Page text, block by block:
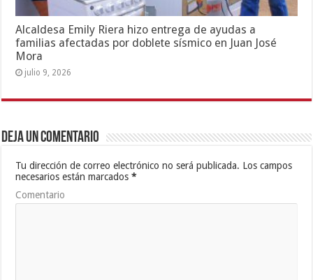
Alcaldesa Emily Riera hizo entrega de ayudas a
familias afectadas por doblete sísmico en Juan José
Mora
julio 9, 2026
Deja un comentario
Tu dirección de correo electrónico no será publicada. Los campos
necesarios están marcados*
Comentario